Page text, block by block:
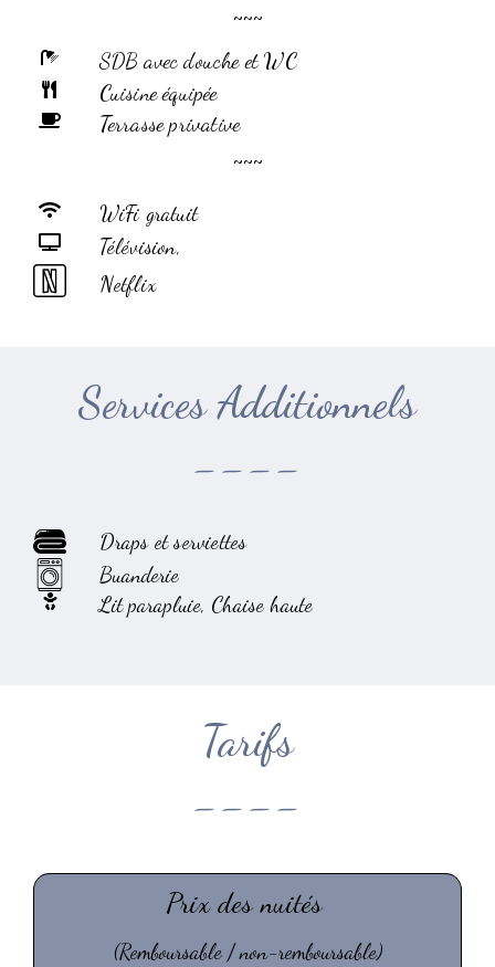
~~~
SDB avec douche et WC
Cuisine équipée
Terrasse privative
~~~
WiFi gratuit
Télévision,
Netflix
Services Additionnels
----
Draps et serviettes
Buanderie
Lit parapluie, Chaise haute
Tarifs
----
Prix des nuités
(Remboursable / non-remboursable)